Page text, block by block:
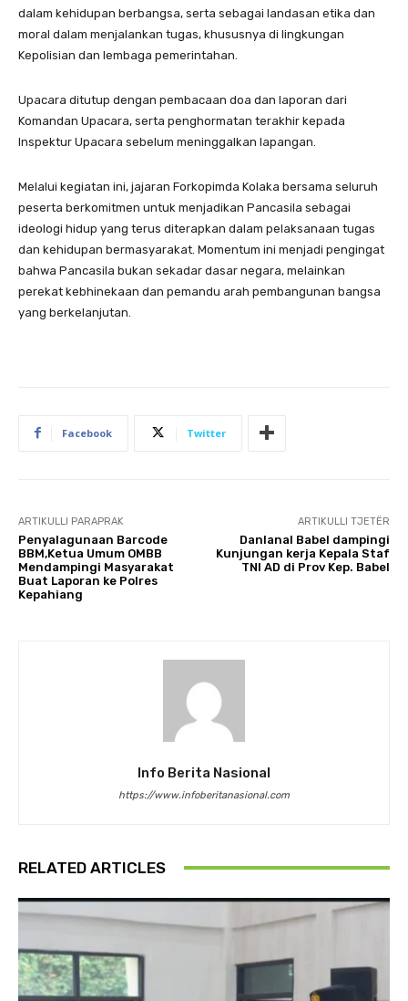
dalam kehidupan berbangsa, serta sebagai landasan etika dan
moral dalam menjalankan tugas, khususnya di lingkungan
Kepolisian dan lembaga pemerintahan.
Upacara ditutup dengan pembacaan doa dan laporan dari
Komandan Upacara, serta penghormatan terakhir kepada
Inspektur Upacara sebelum meninggalkan lapangan.
Melalui kegiatan ini, jajaran Forkopimda Kolaka bersama seluruh
peserta berkomitmen untuk menjadikan Pancasila sebagai
ideologi hidup yang terus diterapkan dalam pelaksanaan tugas
dan kehidupan bermasyarakat. Momentum ini menjadi pengingat
bahwa Pancasila bukan sekadar dasar negara, melainkan
perekat kebhinekaan dan pemandu arah pembangunan bangsa
yang berkelanjutan.
Facebook Twitter
ARTIKULLI PARAPRAK
Penyalagunaan Barcode
BBM,Ketua Umum OMBB
Mendampingi Masyarakat
Buat Laporan ke Polres
Kepahiang
ARTIKULLI TJETËR
Danlanal Babel dampingi
Kunjungan kerja Kepala Staf
TNI AD di Prov Kep. Babel
Info Berita Nasional
https://www.infoberitanasional.com
RELATED ARTICLES